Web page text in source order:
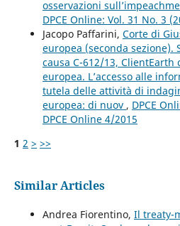
osservazioni
DPCE Online: Vol. 31 No. 3
Jacopo Paffarini, Corte di
europea (seconda sezione).
causa C-612/13, ClientEarth
europea. L’accesso alle
tutela delle attività di
europea: di nuov , DPCE
DPCE Online 4/2015
1 2 > >>
Similar Articles
Andrea Fiorentino, Il treaty-